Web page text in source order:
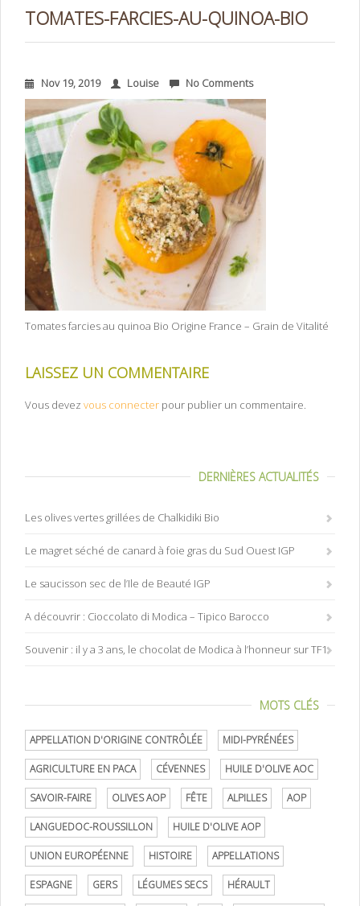
TOMATES-FARCIES-AU-QUINOA-BIO
Nov 19, 2019 Louise No Comments
Tomates farcies au quinoa Bio Origine France – Grain de Vitalité
LAISSEZ UN COMMENTAIRE
Vous devez vous connecter pour publier un commentaire.
DERNIÈRES ACTUALITÉS
Les olives vertes grillées de Chalkidiki Bio
Le magret séché de canard à foie gras du Sud Ouest IGP
Le saucisson sec de l’Ile de Beauté IGP
A découvrir : Cioccolato di Modica – Tipico Barocco
Souvenir : il y a 3 ans, le chocolat de Modica à l’honneur sur TF1
MOTS CLÉS
APPELLATION D'ORIGINE CONTRÔLÉE MIDI-PYRÉNÉES
AGRICULTURE EN PACA CÉVENNES HUILE D'OLIVE AOC
SAVOIR-FAIRE OLIVES AOP FÊTE ALPILLES AOP
LANGUEDOC-ROUSSILLON HUILE D'OLIVE AOP
UNION EUROPÉENNE HISTOIRE APPELLATIONS
ESPAGNE GERS LÉGUMES SECS HÉRAULT